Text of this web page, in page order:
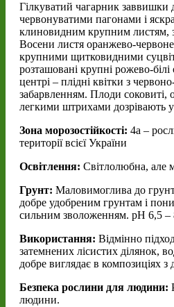
Гілкуватий чагарник заввишки
червонуватими пагонами і
клиновидним крупним листям,
Восени листя оранжево-
крупними щитковидними
розташовані крупні рожево-білі
центрі – плідні квітки з
забарвленням. Плоди соковиті,
легкими штрихами дозрівають у
Зона морозостійкості: 4а –
території всієї України
Освітлення: Світлолюбна, але
Грунт: Маловимоглива до
добре удобреним грунтам і
сильним зволоженням. pH 6,5 –
Використання: Відмінно
затемнених лісистих ділянок,
добре виглядає в композиціях
Безпека рослини для людини:
людини.